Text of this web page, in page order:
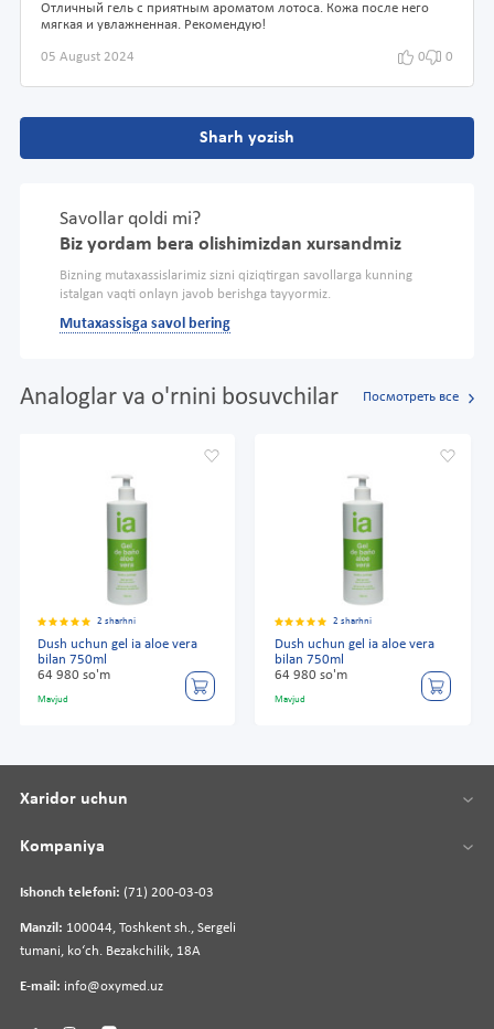
Отличный гель с приятным ароматом лотоса. Кожа после него
мягкая и увлажненная. Рекомендую!
05 August 2024 0 0
Sharh yozish
Savollar qoldi mi?
Biz yordam bera olishimizdan xursandmiz
Bizning mutaxassislarimiz sizni qiziqtirgan savollarga kunning
istalgan vaqti onlayn javob berishga tayyormiz.
Mutaxassisga savol bering
Analoglar va o'rnini bosuvchilar Посмотреть все
2 sharhni
Dush uchun gel ia aloe vera
bilan 750ml
64 980 so'm
Mavjud
2 sharhni
Dush uchun gel ia aloe vera
bilan 750ml
64 980 so'm
Mavjud
Ishonch telefoni: (71) 200-03-03
Manzil: 100044, Toshkent sh., Sergeli
tumani, koʻch. Bezakchilik, 18A
E-mail: info@oxymed.uz
Xaridor uchun
Kompaniya